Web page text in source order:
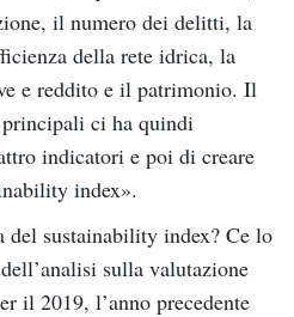
il numero dei delitti, la
della rete idrica, la
e reddito e il patrimonio. Il
ci ha quindi
indicatori e poi di creare
index».
del sustainability index? Ce lo
sulla valutazione
il 2019, l’anno precedente